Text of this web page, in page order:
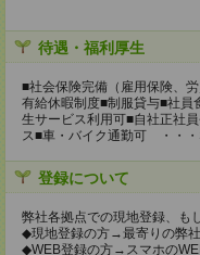
待遇・福利厚生
■社会保険完備（雇用保険、
有給休暇制度■制服貸与■社員
生サービス利用可■自社正社
ス■車・バイク通勤可 ・・
登録について
弊社各拠点での現地登録、も
◆現地登録の方→最寄りの弊社
◆WEB登録の方→スマホの